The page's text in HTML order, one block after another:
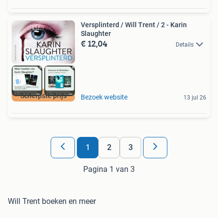
Scherpste prijs
Versplinterd / Will Trent / 2 - Karin
Slaughter
€ 12,04 Details
Bezoek website 13 jul 26
1 2 3
Pagina 1 van 3
Will Trent boeken en meer